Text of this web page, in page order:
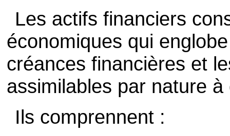
Les actifs financiers
économiques qui
créances financières et
assimilables par nature
Ils comprennent :